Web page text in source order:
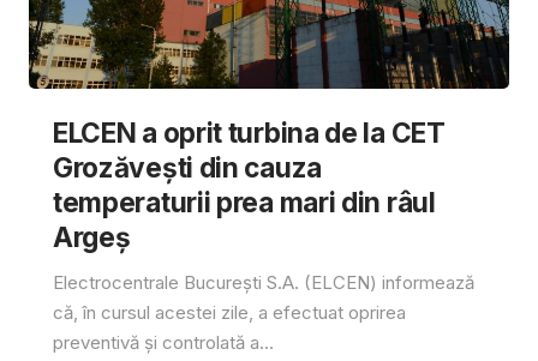
ELCEN a oprit turbina de la CET
Grozăvești din cauza
temperaturii prea mari din râul
Argeș
Electrocentrale București S.A. (ELCEN) informează
că, în cursul acestei zile, a efectuat oprirea
preventivă și controlată a...